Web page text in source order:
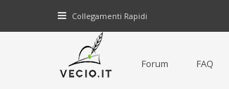
Collegamenti Rapidi
Forum FAQ